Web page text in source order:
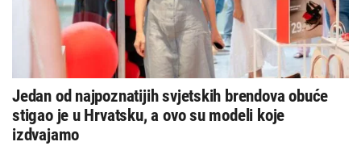
Jedan od najpoznatijih svjetskih brendova obuće
stigao je u Hrvatsku, a ovo su modeli koje
izdvajamo